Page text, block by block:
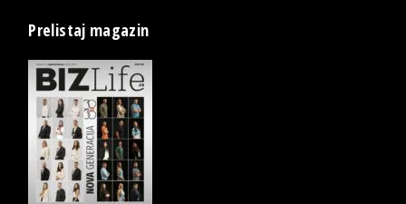
Prelistaj magazin